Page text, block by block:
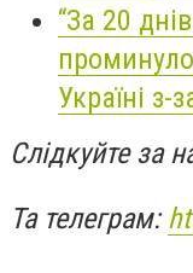
“За 20
Україні з-
Слідкуйте за
Та телеграм: